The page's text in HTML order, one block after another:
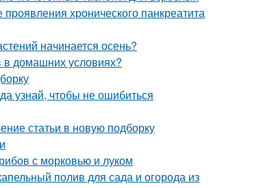
хронического панкреатита
начинается осень?
в домашних условиях?
узнай, чтобы не ошибиться
статьи в новую подборку
с морковью и луком
полив для сада и огорода из